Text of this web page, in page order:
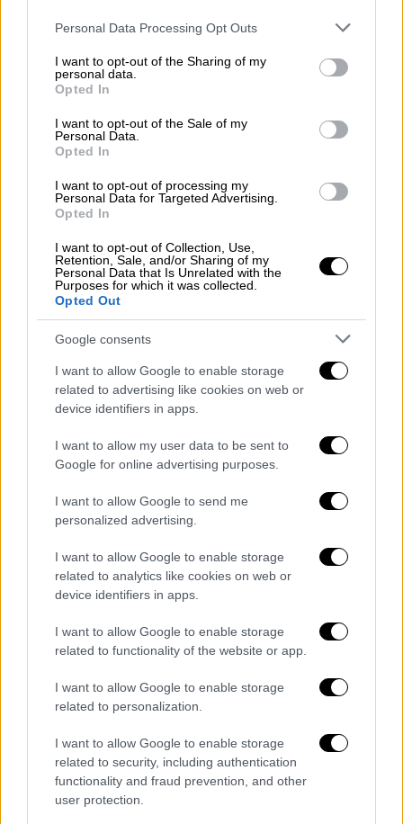
Please note that this website/app uses one or more Google
not limited to your visit or usage behaviour. You may click to
grant or deny consent to Google and its third-party tags to
use your data for below specified purposes in below Google
consent section.
Personal Data Processing Opt Outs
I want to opt-out of the Sharing of my
personal data.
Opted In
I want to opt-out of the Sale of my
Personal Data.
Opted In
I want to opt-out of processing my
Personal Data for Targeted Advertising.
Opted In
I want to opt-out of Collection, Use,
Retention, Sale, and/or Sharing of my
Personal Data that Is Unrelated with the
Purposes for which it was collected.
Opted Out
Google consents
I want to allow Google to enable storage
related to advertising like cookies on web or
device identifiers in apps.
I want to allow my user data to be sent to
Google for online advertising purposes.
I want to allow Google to send me
personalized advertising.
I want to allow Google to enable storage
related to analytics like cookies on web or
device identifiers in apps.
I want to allow Google to enable storage
related to functionality of the website or app.
I want to allow Google to enable storage
related to personalization.
I want to allow Google to enable storage
related to security, including authentication
functionality and fraud prevention, and other
user protection.
εκφράζοντας τη χαρά και τη συγκίνησή της.
Ανθή Βούλγαρη
Μας έχεις
πάρει ήδη την καρδιά! Σε λατρεύουμε
για τις ευχές! Κώστα 11/3/2025 η μέρα που
άλλαξε η ζωή μας», έγραψε στη λεζάντα η
Ανθή Βούλγαρη.